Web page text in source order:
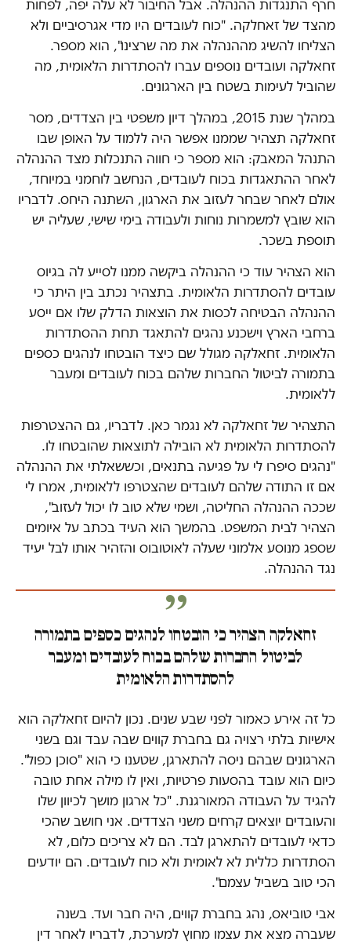
חרף התנגדות ההנהלה. אבל החיבור לא עלה יפה, לפחות
מהצד של זאחלקה. "כוח לעובדים היו מדי אגרסיביים ולא
הצליחו להשיג מההנהלה את מה שרצינו", הוא מספר.
זחאלקה ועובדים נוספים עברו להסתדרות הלאומית, מה
שהוביל לעימות בשטח בין הארגונים.
במהלך שנת 2015, במהלך דיון משפטי בין הצדדים, מסר
זחאלקה תצהיר שממנו אפשר היה ללמוד על האופן שבו
התנהל המאבק: הוא מספר כי חווה התנכלות מצד ההנהלה
לאחר ההתאגדות בכוח לעובדים, הנחשב לוחמני במיוחד,
אולם לאחר שבחר לעזוב את הארגון, השתנה היחס. לדבריו
הוא שובץ למשמרות נוחות ולעבודה בימי שישי, שעליה יש
תוספת בשכר.
הוא הצהיר עוד כי ההנהלה ביקשה ממנו לסייע לה בגיוס
עובדים להסתדרות הלאומית. בתצהיר נכתב בין היתר כי
ההנהלה הבטיחה לכסות את הוצאות הדלק שלו אם ייסע
ברחבי הארץ וישכנע נהגים להתאגד תחת ההסתדרות
הלאומית. זחאלקה מגולל שם כיצד הובטחו לנהגים כספים
בתמורה לביטול החברות שלהם בכוח לעובדים ומעבר
ללאומית.
התצהיר של זחאלקה לא נגמר כאן. לדבריו, גם ההצטרפות
להסתדרות הלאומית לא הובילה לתוצאות שהובטחו לו.
"נהגים סיפרו לי על פגיעה בתנאים, וכששאלתי את ההנהלה
אם זו התודה שלהם לעובדים שהצטרפו ללאומית, אמרו לי
שככה ההנהלה החליטה, ושמי שלא טוב לו יכול לעזוב",
הצהיר לבית המשפט. בהמשך הוא העיד בכתב על איומים
שספג מנוסע אלמוני שעלה לאוטובוס והזהיר אותו לבל יעיד
נגד ההנהלה.
זחאלקה הצהיר כי הובטחו לנהגים כספים בתמורה
לביטול החברות שלהם בכוח לעובדים ומעבר
להסתדרות הלאומית
כל זה אירע כאמור לפני שבע שנים. נכון להיום זחאלקה הוא
אישיות בלתי רצויה גם בחברת קווים שבה עבד וגם בשני
הארגונים שבהם ניסה להתארגן, שטענו כי הוא "סוכן כפול".
כיום הוא עובד בהסעות פרטיות, ואין לו מילה אחת טובה
להגיד על העבודה המאורגנת. "כל ארגון מושך לכיוון שלו
והעובדים יוצאים קרחים משני הצדדים. אני חושב שהכי
כדאי לעובדים להתארגן לבד. הם לא צריכים כלום, לא
הסתדרות כללית לא לאומית ולא כוח לעובדים. הם יודעים
הכי טוב בשביל עצמם".
אבי טוביאס, נהג בחברת קווים, היה חבר ועד. בשנה
שעברה מצא את עצמו מחוץ למערכת, לדבריו לאחר דין